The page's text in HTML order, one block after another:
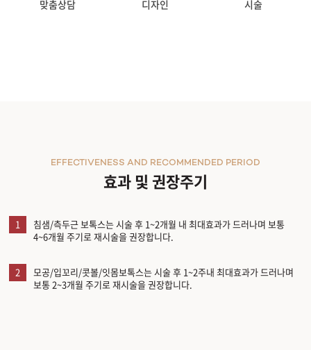
맞춤상담 디자인 시술
효과 및 권장주기
EFFECTIVENESS AND RECOMMENDED PERIOD
1
침샘/측두근 보톡스는 시술 후 1~2개월 내 최대효과가 드러나며 보통
4~6개월 주기로 재시술을 권장합니다.
2
모공/입꼬리/콧볼/잇몸보톡스는 시술 후 1~2주내 최대효과가 드러나며
보통 2~3개월 주기로 재시술을 권장합니다.